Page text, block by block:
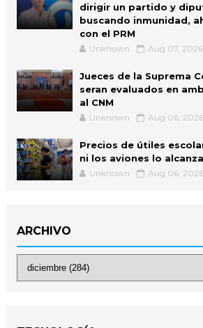
dirigir un partido y
buscando inmunidad,
con el PRM
Unknown Aug 07, 2026
Jueces de la Suprema
seran evaluados en
al CNM
Unknown Aug 06, 2026
Precios de útiles
ni los aviones lo
Unknown Aug 06, 2026
ARCHIVO